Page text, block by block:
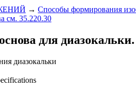
→ Способы формирования
см. 35.220.30
для
диазокальки